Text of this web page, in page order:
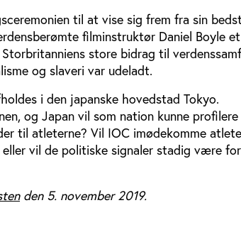
til at vise sig frem fra sin
filminstruktør Daniel Boyle et
store bidrag til
og slaveri var udeladt.
i den japanske hovedstad Tokyo.
og Japan vil som nation kunne profilere
til atleterne? Vil IOC imødekomme
vil de politiske signaler stadig være
den 5. november 2019.